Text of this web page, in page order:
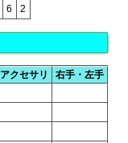
6 2
アクセサリ
右手・左手